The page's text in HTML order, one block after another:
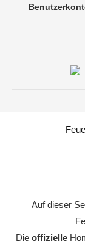
Auf dieser
Die offizielle